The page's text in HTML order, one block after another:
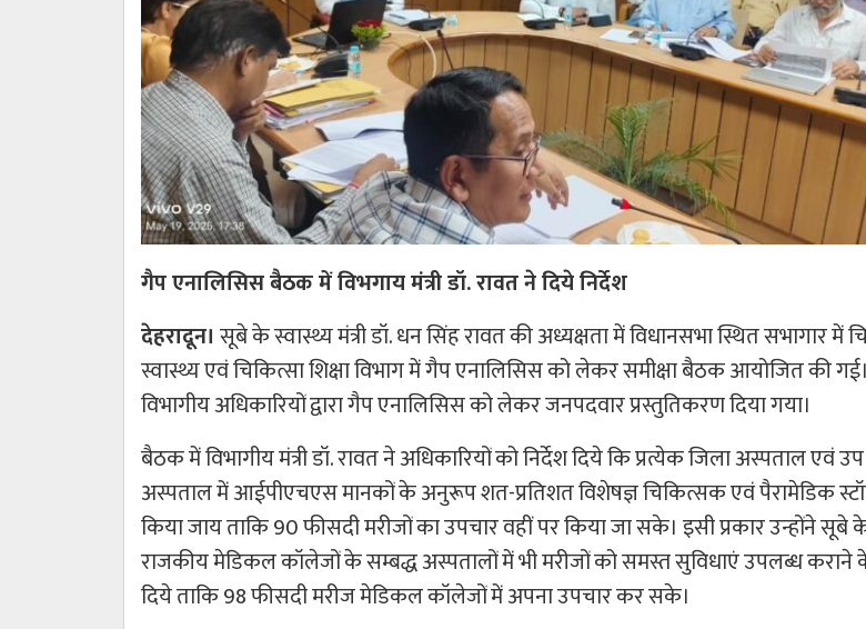
गैप एनालिसिस बैठक में विभगाय मंत्री डॉ. रावत ने दिये निर्देश
देहरादून। सूबे के स्वास्थ्य मंत्री डॉ. धन सिंह रावत की अध्यक्षता में विधानसभा स्थित सभागार में
स्वास्थ्य एवं चिकित्सा शिक्षा विभाग में गैप एनालिसिस को लेकर समीक्षा बैठक आयोजित की
विभागीय अधिकारियों द्वारा गैप एनालिसिस को लेकर जनपदवार प्रस्तुतिकरण दिया गया।
बैठक में विभागीय मंत्री डॉ. रावत ने अधिकारियों को निर्देश दिये कि प्रत्येक जिला अस्पताल एवं
अस्पताल में आईपीएचएस मानकों के अनुरूप शत-प्रतिशत विशेषज्ञ चिकित्सक एवं पैरामेडिक
किया जाय ताकि 90 फीसदी मरीजों का उपचार वहीं पर किया जा सके। इसी प्रकार उन्होंने सूबे
राजकीय मेडिकल कॉलेजों के सम्बद्ध अस्पतालों में भी मरीजों को समस्त सुविधाएं उपलब्ध कराने
दिये ताकि 98 फीसदी मरीज मेडिकल कॉलेजों में अपना उपचार कर सके।